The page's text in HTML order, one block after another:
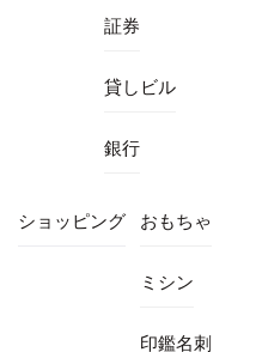
証券
貸しビル
銀行
ショッピング おもちゃ
ミシン
印鑑名刺